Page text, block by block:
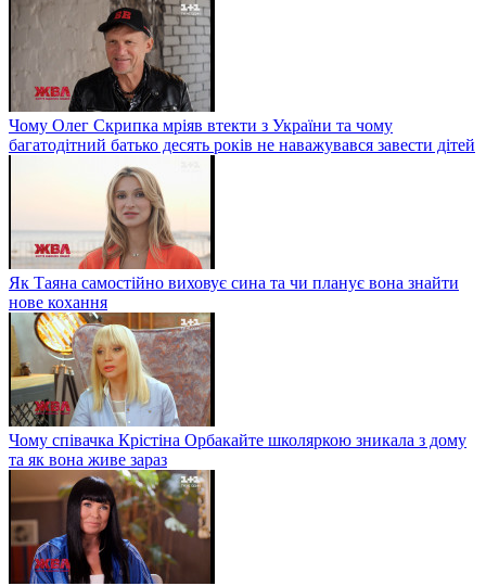
Чому Олег Скрипка мріяв втекти з України та чому
багатодітний батько десять років не наважувався завести дітей
Як Таяна самостійно виховує сина та чи планує вона знайти
нове кохання
Чому співачка Крістіна Орбакайте школяркою зникала з дому
та як вона живе зараз